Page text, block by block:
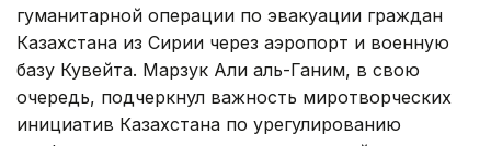
гуманитарной операции по эвакуации граждан
Казахстана из Сирии через аэропорт и военную
базу Кувейта. Марзук Али аль-Ганим, в свою
очередь, подчеркнул важность миротворческих
инициатив Казахстана по урегулированию